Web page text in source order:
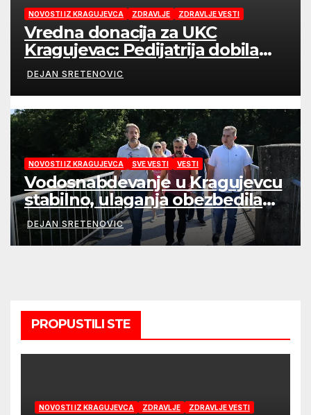
NOVOSTI IZ KRAGUJEVCA ZDRAVLJE ZDRAVLJE VESTI
Vredna donacija za UKC
Kragujevac: Pedijatrija dobila
mobilni rendgen i mikroskop
vredne 9,6 miliona dinara
DEJAN SRETENOVIC
NOVOSTI IZ KRAGUJEVCA SVE VESTI VESTI
Vodosnabdevanje u Kragujevcu
stabilno, ulaganja obezbedila
sigurnije snabdevanje
DEJAN SRETENOVIC
PROPUSTILI STE
NOVOSTI IZ KRAGUJEVCA ZDRAVLJE ZDRAVLJE VESTI